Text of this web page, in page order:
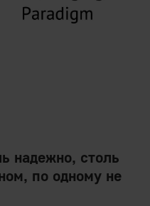
надежно, столь
по одному не